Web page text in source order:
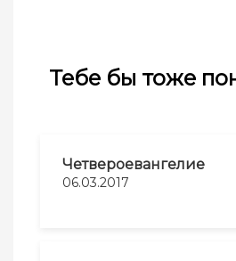
Тебе бы тоже
Четвероевангелие
06.03.2017